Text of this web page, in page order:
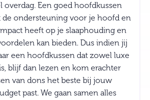
overdag. Een goed hoofdkussen
de ondersteuning voor je hoofd en
heeft op je slaaphouding en
kan bieden. Dus indien jij
een hoofdkussen dat zowel luxe
blijf dan lezen en kom erachter
van dons het beste bij jouw
past. We gaan samen alles